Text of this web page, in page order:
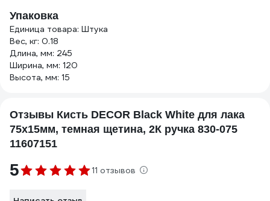
Упаковка
Единица товара: Штука
Вес, кг: 0.18
Длина, мм: 245
Ширина, мм: 120
Высота, мм: 15
Отзывы Кисть DECOR Black White для лака
75x15мм, темная щетина, 2К ручка 830-075
11607151
5 11 отзывов